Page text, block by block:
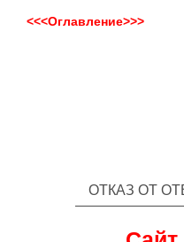
<<<Оглавление>>>
ОТКАЗ ОТ